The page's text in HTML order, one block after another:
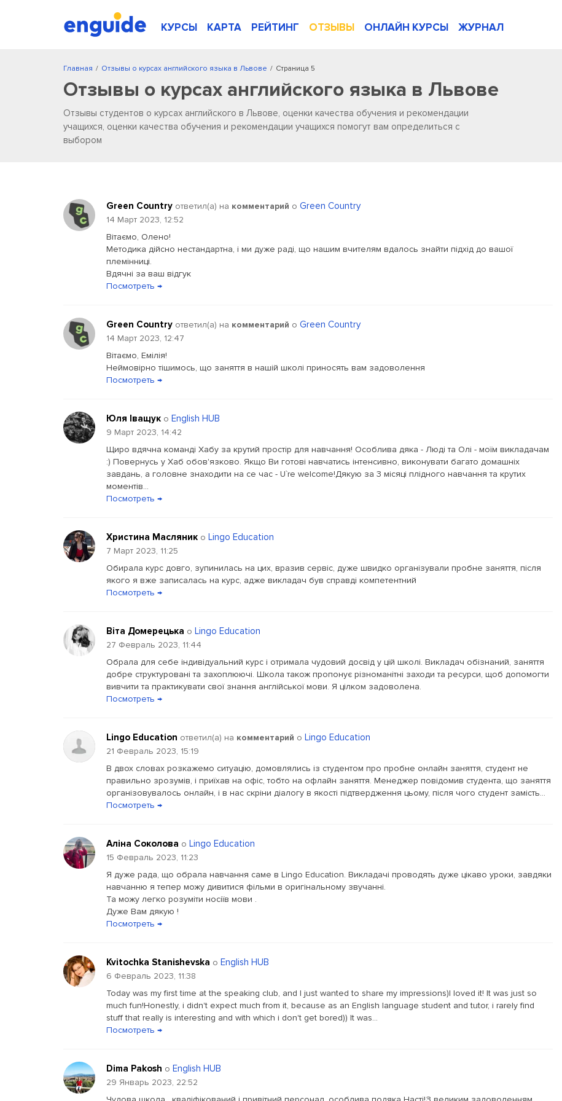
КУРСЫ КАРТА РЕЙТИНГ ОТЗЫВЫ ОНЛАЙН КУРСЫ ЖУРНАЛ
/
Главная /
Отзывы о курсах английского языка в Львове Страница 5
Отзывы о курсах английского языка в Львове
Отзывы студентов о курсах английского в Львове, оценки качества обучения и рекомендации
учащихся, оценки качества обучения и рекомендации учащихся помогут вам определиться с
выбором
Green Country ответил(a) на комментарий о Green Country
14 Март 2023, 12:52
Вітаємо, Олено!
Методика дійсно нестандартна, і ми дуже раді, що нашим вчителям вдалось знайти підхід до вашої
племінниці.
Вдячні за ваш відгук
Посмотреть →
Green Country ответил(a) на комментарий о Green Country
14 Март 2023, 12:47
Вітаємо, Емілія!
Неймовірно тішимось, що заняття в нашій школі приносять вам задоволення
Посмотреть →
Юля Іващук о English HUB
9 Март 2023, 14:42
Щиро вдячна команді Хабу за крутий простір для навчання! Особлива дяка - Люді та Олі - моїм викладачам
:) Повернусь у Хаб обов'язково. Якщо Ви готові навчатись інтенсивно, виконувати багато домашніх
завдань, а головне знаходити на се час - U`re welcome!Дякую за 3 місяці плідного навчання та крутих
моментів...
Посмотреть →
Христина Масляник о Lingo Education
7 Март 2023, 11:25
Обирала курс довго, зупинилась на цих, вразив сервіс, дуже швидко організували пробне заняття, після
якого я вже записалась на курс, адже викладач був справді компетентний
Посмотреть →
Віта Домерецька о Lingo Education
27 Февраль 2023, 11:44
Обрала для себе індивідуальний курс і отримала чудовий досвід у цій школі. Викладач обізнаний, заняття
добре структуровані та захоплюючі. Школа також пропонує різноманітні заходи та ресурси, щоб допомогти
вивчити та практикувати свої знання англійської мови. Я цілком задоволена.
Посмотреть →
Lingo Education ответил(a) на комментарий о Lingo Education
21 Февраль 2023, 15:19
В двох словах розкажемо ситуацію, домовлялись із студентом про пробне онлайн заняття, студент не
правильно зрозумів, і приїхав на офіс, тобто на офлайн заняття. Менеджер повідомив студента, що заняття
організовувалось онлайн, і в нас скріни діалогу в якості підтвердження цьому, після чого студент замість...
Посмотреть →
Аліна Соколова о Lingo Education
15 Февраль 2023, 11:23
Я дуже рада, що обрала навчання саме в Lingo Education. Викладачі проводять дуже цікаво уроки, завдяки
навчанню я тепер можу дивитися фільми в оригінальному звучанні.
Та можу легко розуміти носіїв мови .
Дуже Вам дякую !
Посмотреть →
Kvitochka Stanishevska о English HUB
6 Февраль 2023, 11:38
Today was my first time at the speaking club, and I just wanted to share my impressions)I loved it! It was just so
much fun!Honestly, i didn't expect much from it, because as an English language student and tutor, i rarely find
stuff that really is interesting and with which i don't get bored)) It was...
Посмотреть →
Dima Pakosh о English HUB
29 Январь 2023, 22:52